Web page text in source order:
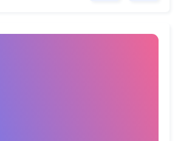
{ "name": "홍길":"길동", "age":"3